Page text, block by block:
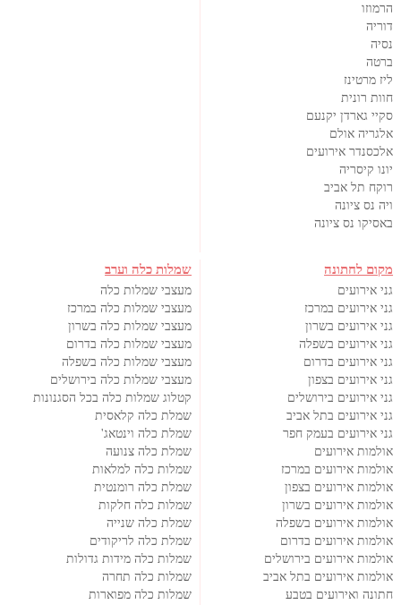
הרמוזו
דוריה
נסיה
ברטה
ליז מרטינז
חוות רונית
סקיי גארדן יקנעם
אלגריה אולם
אלכסנדר אירועים
יונו קיסריה
רוקח תל אביב
ויה נס ציונה
באסיקו נס ציונה
מקום לחתונה
גני אירועים
גני אירועים במרכז
גני אירועים בשרון
גני אירועים בשפלה
גני אירועים בדרום
גני אירועים בצפון
גני אירועים בירושלים
גני אירועים בתל אביב
גני אירועים בעמק חפר
אולמות אירועים
אולמות אירועים במרכז
אולמות אירועים בצפון
אולמות אירועים בשרון
אולמות אירועים בשפלה
אולמות אירועים בדרום
אולמות אירועים בירושלים
אולמות אירועים בתל אביב
חתונה ואירועים בטבע
שמלות כלה וערב
מעצבי שמלות כלה
מעצבי שמלות כלה במרכז
מעצבי שמלות כלה בשרון
מעצבי שמלות כלה בדרום
מעצבי שמלות כלה בשפלה
מעצבי שמלות כלה בירושלים
קטלוג שמלות כלה בכל הסגנונות
שמלת כלה קלאסית
שמלת כלה וינטאג'
שמלת כלה צנועה
שמלות כלה למלאות
שמלת כלה רומנטית
שמלות כלה חלקות
שמלת כלה שנייה
שמלת כלה לריקודים
שמלות כלה מידות גדולות
שמלות כלה תחרה
שמלות כלה מפוארות